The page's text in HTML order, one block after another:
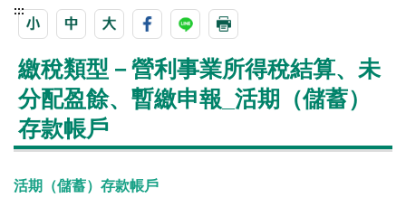
:::
繳稅類型－營利事業所得稅結算、未
分配盈餘、暫繳申報_活期（儲蓄）
存款帳戶
活期（儲蓄）存款帳戶